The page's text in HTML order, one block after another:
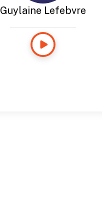
Guylaine Lefebvre